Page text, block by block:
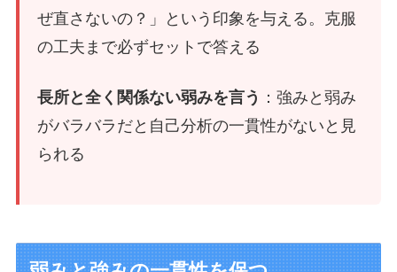
ぜ直さないの？」という印象を与える。克服
の工夫まで必ずセットで答える
長所と全く関係ない弱みを言う ：強みと弱み
がバラバラだと自己分析の一貫性がないと見
られる